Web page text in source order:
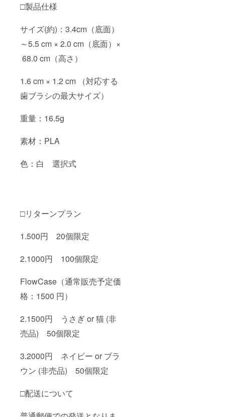
□製品仕様
サイズ(約)：3.4cm（底面）
～5.5 cm × 2.0 cm（底面）×
68.0 cm（高さ）
1.6 cm × 1.2 cm （対応する
歯ブラシの最大サイズ）
重量：16.5g
素材：PLA
色：白 選択式
□リターンプラン
1.500円 20個限定
2.1000円 100個限定
FlowCase（通常販売予定価
格：1500 円）
2.1500円 うさぎ or 猫 (非
売品) 50個限定
3.2000円 ネイビー or ブラ
ウン (非売品) 50個限定
□配送について